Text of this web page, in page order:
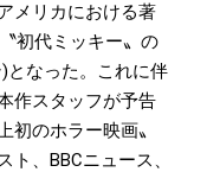
メリカにおける著
初代ミッキー〟の
となった。これに伴
作スタッフが予告
初のホラー映画〟
、BBCニュース、